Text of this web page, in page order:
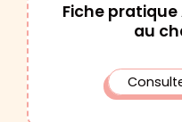
Fiche
au